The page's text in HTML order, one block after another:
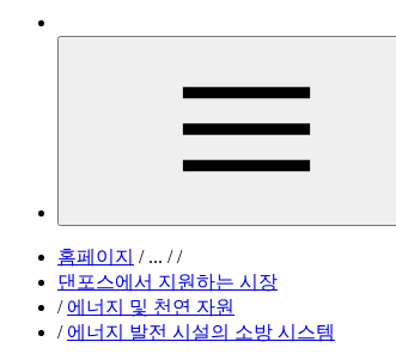
홈페이지 /... / /
댄포스에서 지원하는 시장
/ 에너지 및 천연 자원
/ 에너지 발전 시설의 소방 시스템